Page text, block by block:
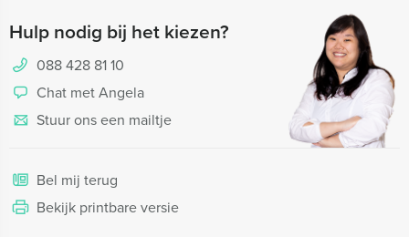
Hulp nodig bij het kiezen?
088 428 81 10
Chat met Angela
Stuur ons een mailtje
Bel mij terug
Bekijk printbare versie